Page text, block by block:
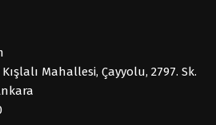
Mahallesi, Çayyolu, 2797. Sk.